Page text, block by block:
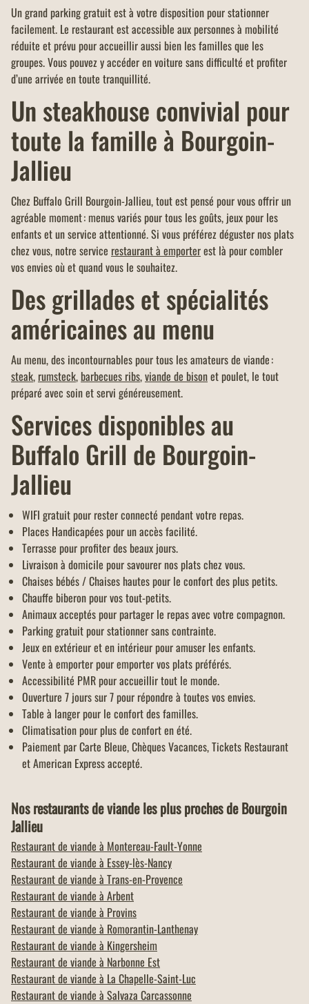
Un grand parking gratuit est à votre disposition pour stationner
facilement. Le restaurant est accessible aux personnes à mobilité
réduite et prévu pour accueillir aussi bien les familles que les
groupes. Vous pouvez y accéder en voiture sans difficulté et profiter
d’une arrivée en toute tranquillité.
Un steakhouse convivial pour
toute la famille à Bourgoin-
Jallieu
Chez Buffalo Grill Bourgoin-Jallieu, tout est pensé pour vous offrir un
agréable moment : menus variés pour tous les goûts, jeux pour les
enfants et un service attentionné. Si vous préférez déguster nos plats
chez vous, notre service restaurant à emporterest là pour combler
vos envies où et quand vous le souhaitez.
Des grillades et spécialités
américaines au menu
Au menu, des incontournables pour tous les amateurs de viande :
steak, rumsteck, barbecues ribs,viande de bisonet poulet, le tout
préparé avec soin et servi généreusement.
Services disponibles au
Buffalo Grill de Bourgoin-
Jallieu
WIFI gratuit pour rester connecté pendant votre repas.
Places Handicapées pour un accès facilité.
Terrasse pour profiter des beaux jours.
Livraison à domicile pour savourer nos plats chez vous.
Chaises bébés / Chaises hautes pour le confort des plus petits.
Chauffe biberon pour vos tout-petits.
Animaux acceptés pour partager le repas avec votre compagnon.
Parking gratuit pour stationner sans contrainte.
Jeux en extérieur et en intérieur pour amuser les enfants.
Vente à emporter pour emporter vos plats préférés.
Accessibilité PMR pour accueillir tout le monde.
Ouverture 7 jours sur 7 pour répondre à toutes vos envies.
Table à langer pour le confort des familles.
Climatisation pour plus de confort en été.
Paiement par Carte Bleue, Chèques Vacances, Tickets Restaurant
et American Express accepté.
Nos restaurants de viande les plus proches de Bourgoin
Jallieu
Restaurant de viande à Montereau-Fault-Yonne
Restaurant de viande à Essey-lès-Nancy
Restaurant de viande à Trans-en-Provence
Restaurant de viande à Arbent
Restaurant de viande à Provins
Restaurant de viande à Romorantin-Lanthenay
Restaurant de viande à Kingersheim
Restaurant de viande à Narbonne Est
Restaurant de viande à La Chapelle-Saint-Luc
Restaurant de viande à Salvaza Carcassonne